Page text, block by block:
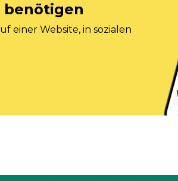
benötigen
einer Website, in sozialen